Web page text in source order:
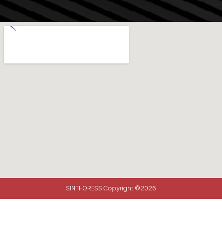
SINTHORESS Copyright ©2026